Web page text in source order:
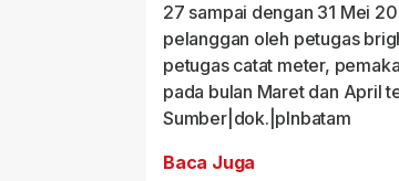
27 sampai dengan 31 Mei
pelanggan oleh petugas
petugas catat meter,
pada bulan Maret dan April
Sumber|dok.|plnbatam
Baca Juga